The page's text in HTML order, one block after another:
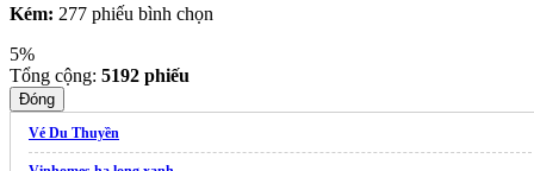
Kém: 277 phiếu bình chọn
5%
Tổng cộng: 5192 phiếu
Đóng
Vé Du Thuyền